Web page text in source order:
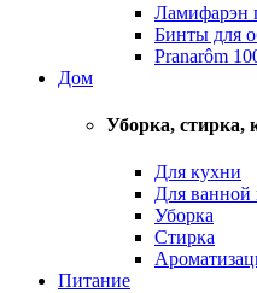
Ламифарэн
Бинты для
Pranarôm
Дом
Уборка, стирка,
Для кухни
Для ванной
Уборка
Стирка
Питание